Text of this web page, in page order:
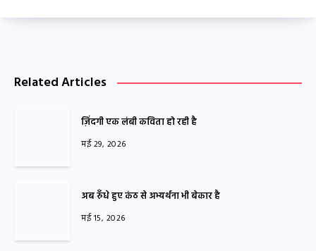
Related Articles
ज़िंदगी एक लंबी कविता हो रही है
मई 29, 2026
अब रुँधे हुए कंठ से अभ्यर्थना भी बेकार है
मई 15, 2026